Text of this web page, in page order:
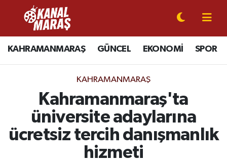
KAHRAMANMARAŞ GÜNCEL EKONOMİ SPOR
KAHRAMANMARAŞ
Kahramanmaraş'ta
üniversite adaylarına
ücretsiz tercih danışmanlık
hizmeti
CANLI YAYIN
KAHRAMANMARAŞ
SPOR
SİYASET
Kahramanmaraş Nöbetçi Eczaneler
Kahramanmaraş Hava Durumu
Kahramanmaraş Trafik Yoğunluk Haritası
Süper Lig Puan Durumu ve Fikstür